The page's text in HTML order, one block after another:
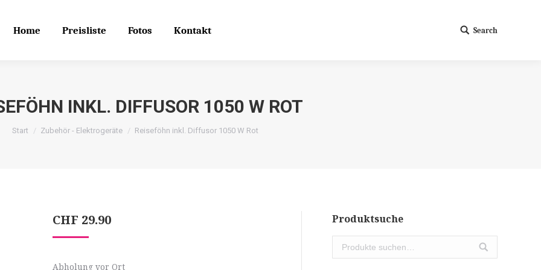
Home Preisliste Fotos Kontakt Search:
Search
INKL. DIFFUSOR 1050 W ROT
Start Zubehör - Elektrogeräte Reiseföhn inkl. Diffusor 1050 W Rot
CHF 29.90
Abholung vor Ort
Produktsuche